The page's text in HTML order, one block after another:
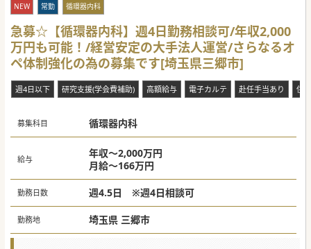
NEW 常勤 循環器内科
急募☆【循環器内科】週4日勤務相談可/年収2,000
万円も可能！/経営安定の大手法人運営/さらなるオ
ペ体制強化の為の募集です[埼玉県三郷市]
週4日以下 研究支援(学会費補助) 高額給与 電子カルテ 赴任手当あり 住
募集科目 循環器内科
給与
年収～2,000万円
月給～166万円
勤務日数 週4.5日 ※週4日相談可
勤務地 埼玉県 三郷市